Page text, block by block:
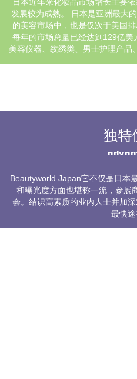
发展较为成熟。 日本是亚洲最大
的美容市场中，也是仅次于美国
每年的市场总量已经达到129亿
美容仪器、纹绣类、男士护理产品
独特
Beautyworld Japan它不仅是日本
和曝光度方面也堪称一流，参展
会。结识高素质的业内人士并加
最快途